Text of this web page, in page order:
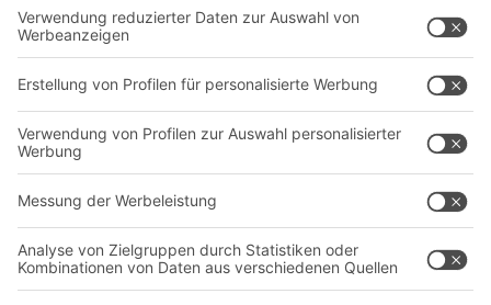
Regalsysteme
Transportsysteme
Dienstleistungen
Unternehmen
Über uns
Produktionsstandorte
Karriere
Follow us